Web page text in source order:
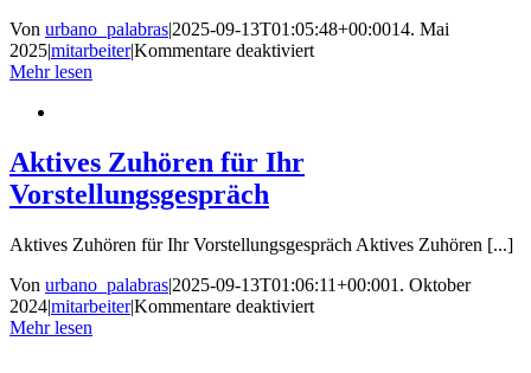
Von urbano_palabras|2025-09-13T01:05:48+00:0014. Mai
2025|mitarbeiter|Kommentare deaktiviertfür
Mehr lesen
Aktives Zuhören für Ihr
Vorstellungsgespräch
Aktives Zuhören für Ihr Vorstellungsgespräch Aktives Zuhören [...]
Von urbano_palabras|2025-09-13T01:06:11+00:001. Oktober
2024|mitarbeiter|Kommentare deaktiviertfür
Mehr lesen